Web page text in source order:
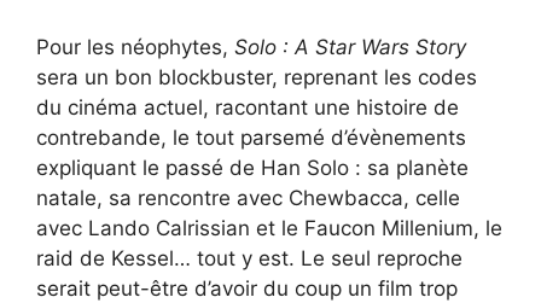
Pour les néophytes, Solo : A Star Wars Story
sera un bon blockbuster, reprenant les codes
du cinéma actuel, racontant une histoire de
contrebande, le tout parsemé d’évènements
expliquant le passé de Han Solo : sa planète
natale, sa rencontre avec Chewbacca, celle
avec Lando Calrissian et le Faucon Millenium, le
raid de Kessel… tout y est. Le seul reproche
serait peut-être d’avoir du coup un film trop